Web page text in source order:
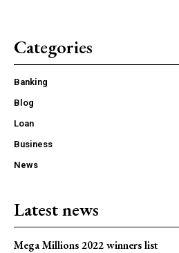
Categories
Banking
Blog
Loan
Business
News
Latest news
Mega Millions 2022 winners list